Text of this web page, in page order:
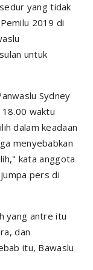
yang tidak
2019 di
untuk
Sydney
18.00 waktu
dalam keadaan
menyebabkan
kata anggota
pers di
yang antre itu
dan
itu, Bawaslu